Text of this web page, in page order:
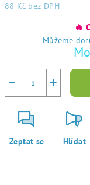
88 Kč bez DPH
🔥
Můžeme
+
−
Zeptat se Hlídat